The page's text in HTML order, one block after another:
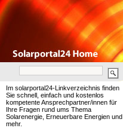
Im solarportal24-Linkverzeichnis finden
Sie schnell, einfach und kostenlos
kompetente Ansprechpartner/innen für
Ihre Fragen rund ums Thema
Solarenergie, Erneuerbare Energien und
mehr.